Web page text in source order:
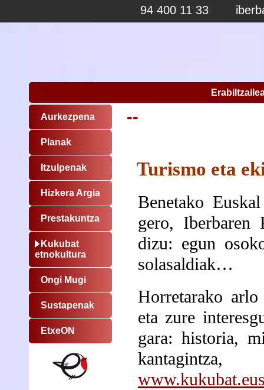
94 400 11 33
Aurkezpena
Planak
Itzulpenak
Hizkera Argia
Prestakuntza
Kukubat
etnokultura
Ongi Mugi
Sustapenak
EtxeON
--
Turismo eta
Benetako
gero, Iberbaren
dizu: egun
solasaldiak…
Horretarako
eta zure
gara: historia,
kantagintza,